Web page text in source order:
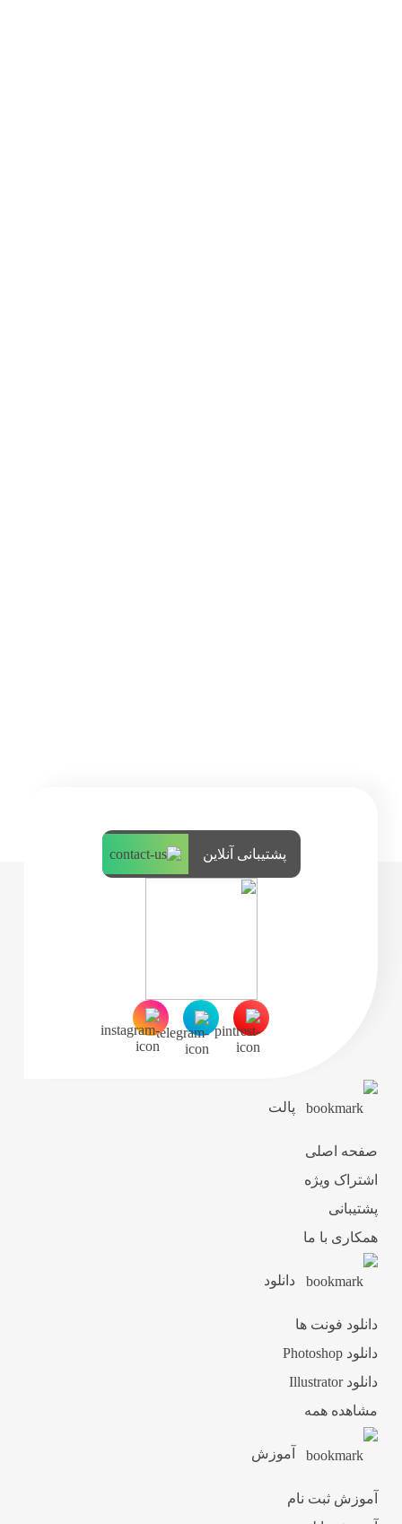
پالت
صفحه اصلی
اشتراک ویژه
پشتیبانی
همکاری با ما
دانلود
دانلود فونت ها
دانلود Photoshop
دانلود Illustrator
مشاهده همه
آموزش
آموزش ثبت نام
پشتیبانی آنلاین